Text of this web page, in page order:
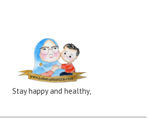
Stay happy and healthy,